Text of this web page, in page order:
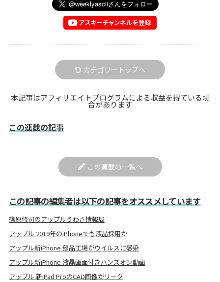
カテゴリートップへ
本記事はアフィリエイトプログラムによる収益を得ている場
合があります
この連載の記事
この連載の一覧へ
この記事の編集者は以下の記事をオススメしています
篠原修司のアップルうわさ情報局
アップル 2019年のiPhoneでも液晶採用か
アップル新iPhone 部品工場がウイルスに感染
アップル新iPhone 液晶画面付きハンズオン動画
アップル 新iPad ProのCAD画像がリーク